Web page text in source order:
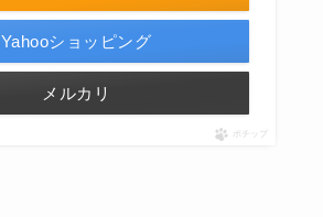
Yahooショッピング
メルカリ
ポチップ